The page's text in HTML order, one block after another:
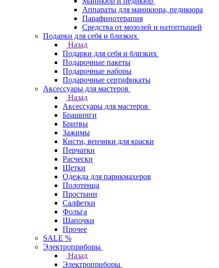
Аппараты для маникюра, педикюра
Парафинотерапия
Средства от мозолей и натоптышей
Подарки для себя и близких
Назад
Подарки для себя и близких
Подарочные пакеты
Подарочные наборы
Подарочные сертификаты
Аксессуары для мастеров
Назад
Аксессуары для мастеров
Брашинги
Бритвы
Зажимы
Кисти, венчики для краски
Перчатки
Расчески
Щетки
Одежда для парикмахеров
Полотенца
Простыни
Салфетки
Фольга
Шапочки
Прочее
SALE %
Электроприборы
Назад
Электроприборы